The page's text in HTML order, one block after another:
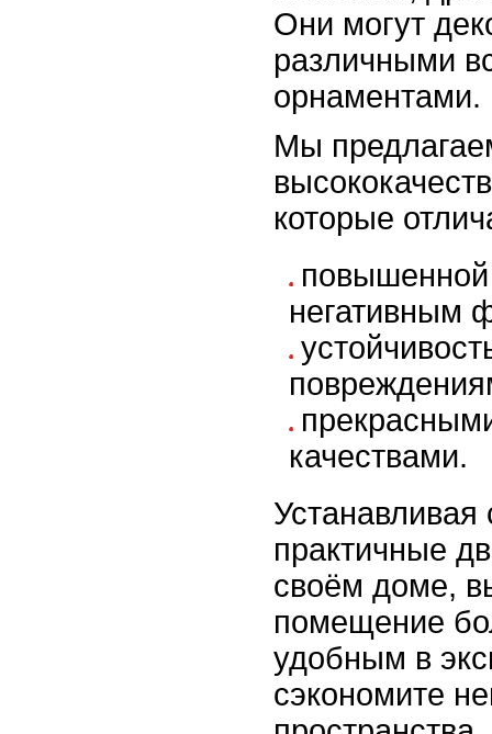
Они могут
различными
орнаментами.
Мы
которые
повышенной
негативным
качествами.
практичные
своём доме,
помещение
удобным в
сэкономите